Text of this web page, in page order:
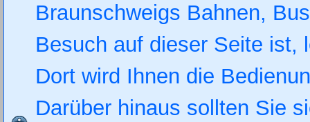
Braunschweigs Bahnen,
Besuch auf dieser Seite
Dort wird Ihnen die
Darüber hinaus sollten Sie